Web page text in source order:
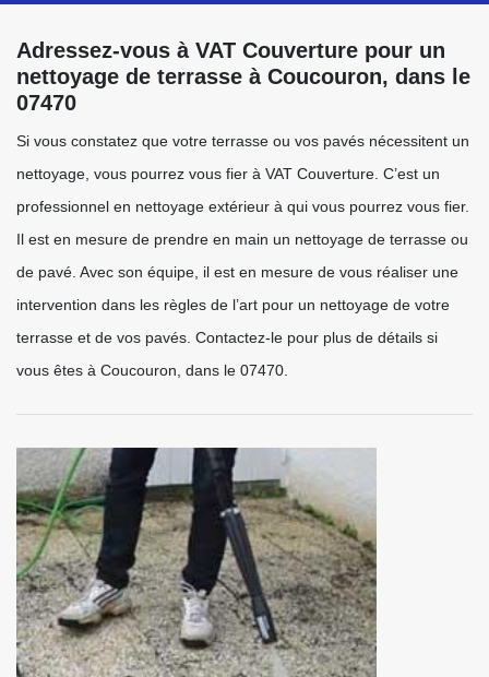
Adressez-vous à VAT Couverture pour un
nettoyage de terrasse à Coucouron, dans le
07470
Si vous constatez que votre terrasse ou vos pavés nécessitent un
nettoyage, vous pourrez vous fier à VAT Couverture. C’est un
professionnel en nettoyage extérieur à qui vous pourrez vous fier.
Il est en mesure de prendre en main un nettoyage de terrasse ou
de pavé. Avec son équipe, il est en mesure de vous réaliser une
intervention dans les règles de l’art pour un nettoyage de votre
terrasse et de vos pavés. Contactez-le pour plus de détails si
vous êtes à Coucouron, dans le 07470.